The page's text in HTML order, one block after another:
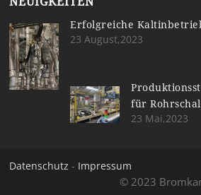
Erfolgreiche
23 August,2023
für
23 Mai,2023
Datenschutz - Impressum
© 2023